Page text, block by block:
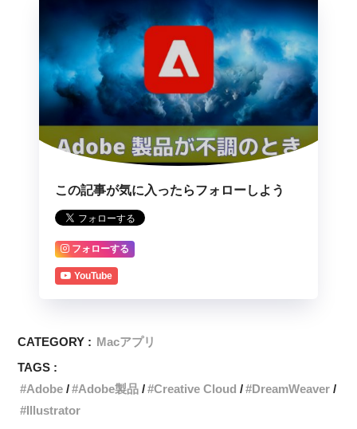
この記事が気に入ったらフォローしよう
フォローする
YouTube
CATEGORY : Macアプリ
TAGS :
Adobe
Adobe製品 Creative Cloud
DreamWeaver
Illustrator